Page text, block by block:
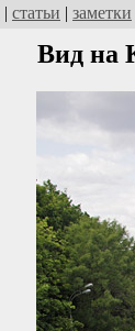
| статьи | заметки
Вид на